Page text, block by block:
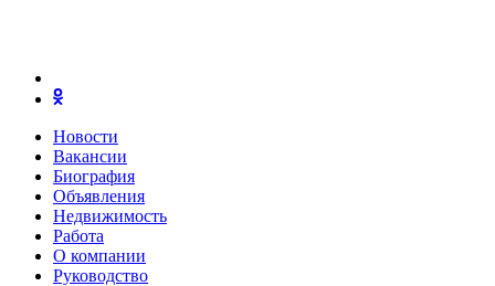
Новости
Вакансии
Биография
Объявления
Недвижимость
Работа
О компании
Руководство